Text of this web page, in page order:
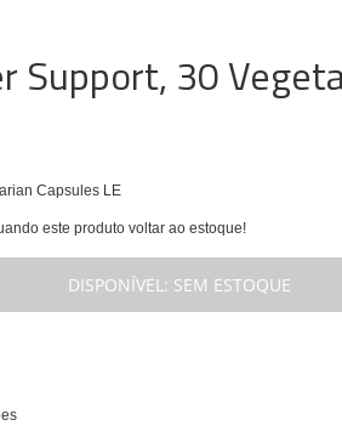
Support, 30
Capsules LE
este produto voltar ao estoque!
DISPONÍVEL: SEM ESTOQUE